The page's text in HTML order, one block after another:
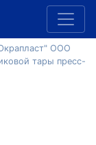
ООО
тары пресс-